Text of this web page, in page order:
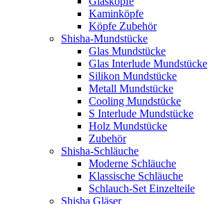
Kaminköpfe
Köpfe Zubehör
Shisha-Mundstücke
Glas Mundstücke
Glas Interlude Mundstücke
Silikon Mundstücke
Metall Mundstücke
Cooling Mundstücke
S Interlude Mundstücke
Holz Mundstücke
Zubehör
Shisha-Schläuche
Moderne Schläuche
Klassische Schläuche
Schlauch-Set Einzelteile
Shisha Gläser